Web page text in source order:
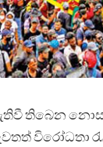
තිබෙන
විරෝධතා